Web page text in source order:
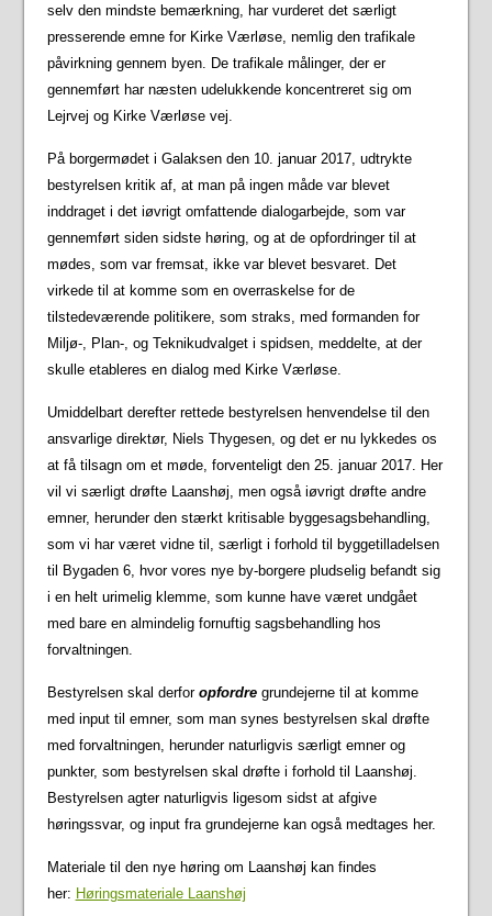
selv den mindste bemærkning, har vurderet det særligt
presserende emne for Kirke Værløse, nemlig den trafikale
påvirkning gennem byen. De trafikale målinger, der er
gennemført har næsten udelukkende koncentreret sig om
Lejrvej og Kirke Værløse vej.
På borgermødet i Galaksen den 10. januar 2017, udtrykte
bestyrelsen kritik af, at man på ingen måde var blevet
inddraget i det iøvrigt omfattende dialogarbejde, som var
gennemført siden sidste høring, og at de opfordringer til at
mødes, som var fremsat, ikke var blevet besvaret. Det
virkede til at komme som en overraskelse for de
tilstedeværende politikere, som straks, med formanden for
Miljø-, Plan-, og Teknikudvalget i spidsen, meddelte, at der
skulle etableres en dialog med Kirke Værløse.
Umiddelbart derefter rettede bestyrelsen henvendelse til den
ansvarlige direktør, Niels Thygesen, og det er nu lykkedes os
at få tilsagn om et møde, forventeligt den 25. januar 2017. Her
vil vi særligt drøfte Laanshøj, men også iøvrigt drøfte andre
emner, herunder den stærkt kritisable byggesagsbehandling,
som vi har været vidne til, særligt i forhold til byggetilladelsen
til Bygaden 6, hvor vores nye by-borgere pludselig befandt sig
i en helt urimelig klemme, som kunne have været undgået
med bare en almindelig fornuftig sagsbehandling hos
forvaltningen.
Bestyrelsen skal derfor opfordre grundejerne til at komme
med input til emner, som man synes bestyrelsen skal drøfte
med forvaltningen, herunder naturligvis særligt emner og
punkter, som bestyrelsen skal drøfte i forhold til Laanshøj.
Bestyrelsen agter naturligvis ligesom sidst at afgive
høringssvar, og input fra grundejerne kan også medtages her.
Materiale til den nye høring om Laanshøj kan findes
her: Høringsmateriale Laanshøj